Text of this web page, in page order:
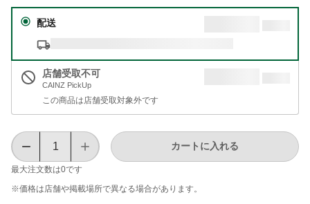
配送
店舗受取不可
CAINZ PickUp
この商品は店舗受取対象外です
最大注文数は0です
カートに入れる
※価格は​店舗や​掲載場所で​異なる​場合が​あります。